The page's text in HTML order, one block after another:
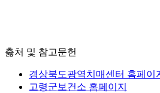
춣처 및 참고문헌
경상북도광역치매센터 홈페이
고령군보건소 홈페이지